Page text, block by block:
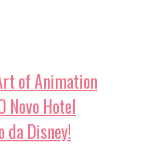
of Animation
Novo Hotel
da Disney!